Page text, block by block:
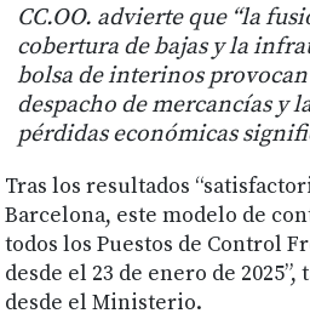
CC.OO. advierte que “la
cobertura de bajas y la
bolsa de interinos
despacho de mercancías y
pérdidas económicas
Tras los resultados
Barcelona, este modelo de
todos los Puestos de Control
desde el 23 de enero de
desde el Ministerio.